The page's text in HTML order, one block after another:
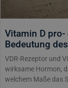
Vitamin D
Bedeutung
VDR-Rezeptor und
wirksame Hormon,
welchem Maße das